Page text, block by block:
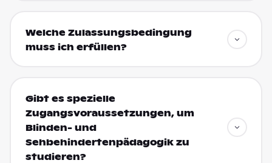
Welche Zulassungsbedingung
muss ich erfüllen?
Gibt es spezielle
Zugangsvoraussetzungen, um
Blinden- und
Sehbehindertenpädagogik zu
studieren?